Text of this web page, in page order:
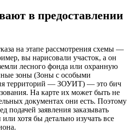
в предоставлении
на этапе рассмотрения схемы —
вы нарисовали участок, а он
лесного фонда или охранную
зоны (Зоны с особыми
территорий — ЗОУИТ) — это бич
На карте их может быть не
документах они есть. Поэтому
подачей заявления заказывать
хотя бы детально изучать все